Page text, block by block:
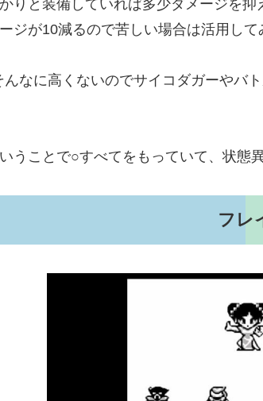
りと装備していれば多少ダメージを
ジが10減るので苦しい場合は活用して
んなに高くないのでサイコダガーやバ
うことで○すべてをもっていて、状態
フレ